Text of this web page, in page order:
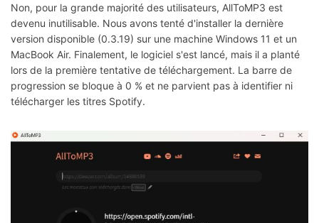
Non, pour la grande majorité des utilisateurs, AllToMP3 est
devenu inutilisable. Nous avons tenté d'installer la dernière
version disponible (0.3.19) sur une machine Windows 11 et un
MacBook Air. Finalement, le logiciel s'est lancé, mais il a planté
lors de la première tentative de téléchargement. La barre de
progression se bloque à 0 % et ne parvient pas à identifier ni
télécharger les titres Spotify.